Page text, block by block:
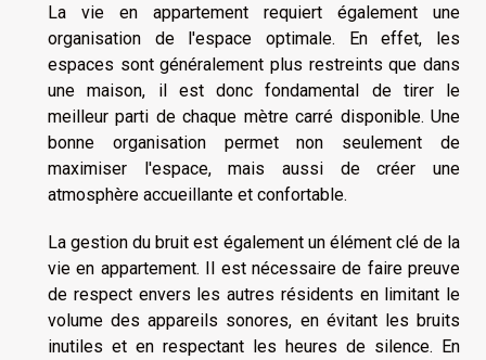
La vie en appartement requiert également une
organisation de l'espace optimale. En effet, les
espaces sont généralement plus restreints que dans
une maison, il est donc fondamental de tirer le
meilleur parti de chaque mètre carré disponible. Une
bonne organisation permet non seulement de
maximiser l'espace, mais aussi de créer une
atmosphère accueillante et confortable.
La gestion du bruit est également un élément clé de la
vie en appartement. Il est nécessaire de faire preuve
de respect envers les autres résidents en limitant le
volume des appareils sonores, en évitant les bruits
inutiles et en respectant les heures de silence. En